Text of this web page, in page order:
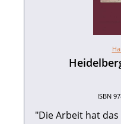
ISBN
"Die Arbeit hat das Ziel,